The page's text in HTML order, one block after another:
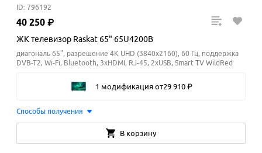
ID: 796192
40 250 ₽
ЖК телевизор Raskat 65" 65U4200B
диагональ 65", разрешение 4K UHD (3840x2160), 60 Гц, поддержка
DVB-T2, Wi-Fi, Bluetooth, 3xHDMI, RJ-45, 2xUSB, Smart TV WildRed
1 модификация от29 910 ₽
Способы получения
В корзину